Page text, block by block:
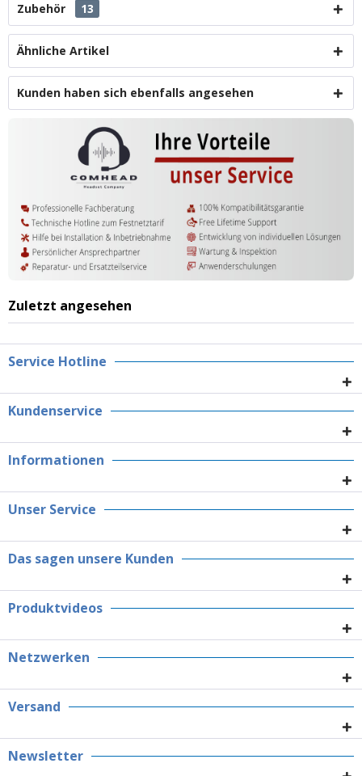
Zubehör 13
Ähnliche Artikel
Kunden haben sich ebenfalls angesehen
Zuletzt angesehen
Service Hotline
Kundenservice
Informationen
Unser Service
Das sagen unsere Kunden
Produktvideos
Netzwerken
Versand
Newsletter